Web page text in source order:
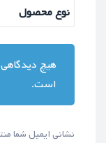
نوع محصول
هیچ
است.
نشانی ایمیل شما